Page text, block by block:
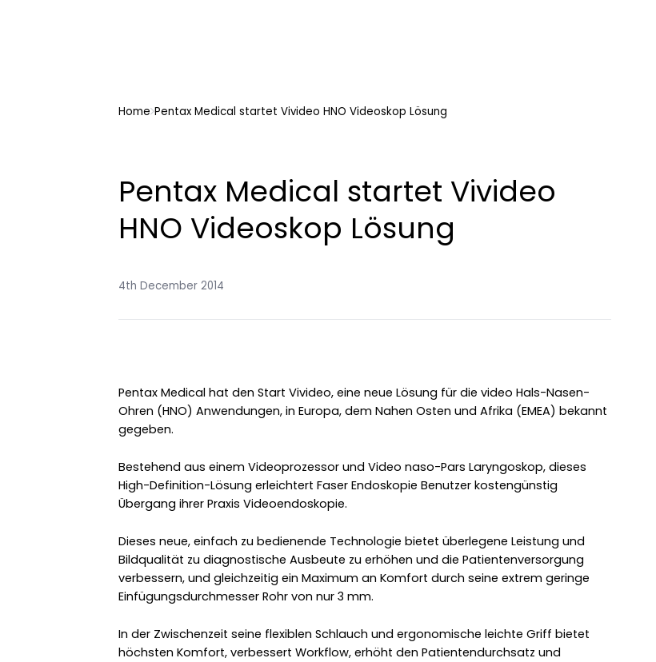
Home Pentax Medical startet Vivideo HNO Videoskop Lösung
Pentax Medical startet Vivideo
HNO Videoskop Lösung
4th December 2014
Pentax Medical hat den Start Vivideo, eine neue Lösung für die video Hals-Nasen-
Ohren (HNO) Anwendungen, in Europa, dem Nahen Osten und Afrika (EMEA) bekannt
gegeben.
Bestehend aus einem Videoprozessor und Video naso-Pars Laryngoskop, dieses
High-Definition-Lösung erleichtert Faser Endoskopie Benutzer kostengünstig
Übergang ihrer Praxis Videoendoskopie.
Dieses neue, einfach zu bedienende Technologie bietet überlegene Leistung und
Bildqualität zu diagnostische Ausbeute zu erhöhen und die Patientenversorgung
verbessern, und gleichzeitig ein Maximum an Komfort durch seine extrem geringe
Einfügungsdurchmesser Rohr von nur 3 mm.
In der Zwischenzeit seine flexiblen Schlauch und ergonomische leichte Griff bietet
höchsten Komfort, verbessert Workflow, erhöht den Patientendurchsatz und